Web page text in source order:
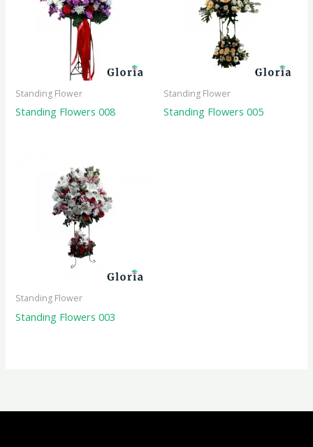
Standing Flower
Standing Flowers 008
Standing Flower
Standing Flowers 005
Standing Flower
Standing Flowers 003